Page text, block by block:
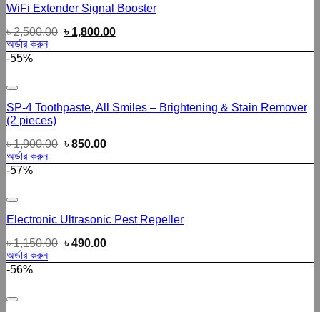
WiFi Extender Signal Booster
৳2,500.00 ৳ 1,800.00
অর্ডার করুন
-55%
SP-4 Toothpaste, All Smiles – Brightening & Stain Remover
(2 pieces)
৳1,900.00 ৳850.00
অর্ডার করুন
-57%
Electronic Ultrasonic Pest Repeller
৳1,150.00 ৳490.00
অর্ডার করুন
-56%